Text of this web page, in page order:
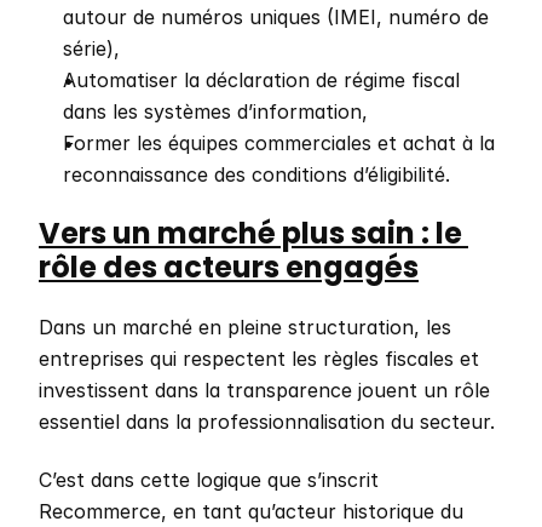
autour de numéros uniques (IMEI, numéro de
série),
Automatiser la déclaration de régime fiscal
dans les systèmes d’information,
Former les équipes commerciales et achat à la
reconnaissance des conditions d’éligibilité.
Vers un marché plus sain : le
rôle des acteurs engagés
Dans un marché en pleine structuration, les
entreprises qui respectent les règles fiscales et
investissent dans la transparence jouent un rôle
essentiel dans la professionnalisation du secteur.
C’est dans cette logique que s’inscrit
Recommerce, en tant qu’acteur historique du